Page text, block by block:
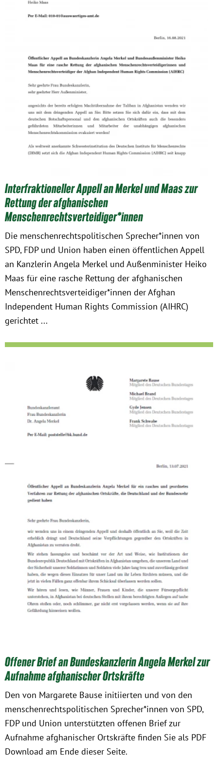
Interfraktioneller Appell an Merkel und Maas zur
Rettung der afghanischen
Menschenrechtsverteidiger*innen
Die menschenrechtspolitischen Sprecher*innen von
SPD, FDP und Union haben einen öffentlichen Appell
an Kanzlerin Angela Merkel und Außenminister Heiko
Maas für eine rasche Rettung der afghanischen
Menschenrechtsverteidiger*innen der Afghan
Independent Human Rights Commission (AIHRC)
gerichtet ...
Offener Brief an Bundeskanzlerin Angela Merkel zur
Aufnahme afghanischer Ortskräfte
Den von Margarete Bause initiierten und von den
menschenrechtspolitischen Sprecher*innen von SPD,
FDP und Union unterstützten offenen Brief zur
Aufnahme afghanischer Ortskräfte finden Sie als PDF
Download am Ende dieser Seite.